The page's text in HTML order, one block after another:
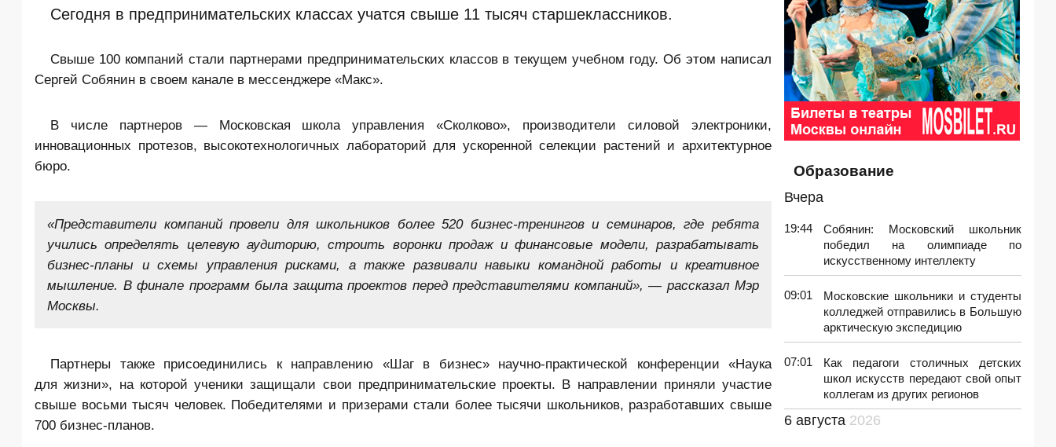
Сегодня в предпринимательских классах учатся свыше 11 тысяч старшеклассников.
Свыше 100 компаний стали партнерами предпринимательских классов в текущем учебном году. Об этом написал
Сергей Собянин в своем канале в мессенджере «Макс».
В числе партнеров — Московская школа управления «Сколково», производители силовой электроники,
инновационных протезов, высокотехнологичных лабораторий для ускоренной селекции растений и архитектурное
бюро.
«Представители компаний провели для школьников более 520 бизнес-тренингов и семинаров, где ребята
учились определять целевую аудиторию, строить воронки продаж и финансовые модели, разрабатывать
бизнес-планы и схемы управления рисками, а также развивали навыки командной работы и креативное
мышление. В финале программ была защита проектов перед представителями компаний», — рассказал Мэр
Москвы.
Партнеры также присоединились к направлению «Шаг в бизнес» научно-практической конференции «Наука
для жизни», на которой ученики защищали свои предпринимательские проекты. В направлении приняли участие
свыше восьми тысяч человек. Победителями и призерами стали более тысячи школьников, разработавших свыше
700 бизнес-планов.
Образование
Вчера
19:44
Собянин: Московский школьник
победил на олимпиаде по
искусственному интеллекту
09:01
Московские школьники и студенты
колледжей отправились в Большую
арктическую экспедицию
07:01
Как педагоги столичных детских
школ искусств передают свой опыт
коллегам из других регионов
6 августа 2026